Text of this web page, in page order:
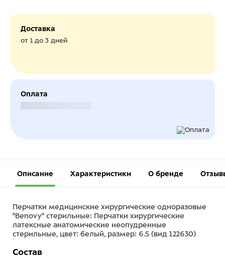
Доставка
от 1 до 3 дней
Оплата
Описание Характеристики О бренде
Перчатки медицинские хирургические одноразовые
"Benovy" стерильные: Перчатки хирургические
латексные анатомические неопудренные
стерильные, цвет: белый, размер: 6.5 (вид 122630)
Состав